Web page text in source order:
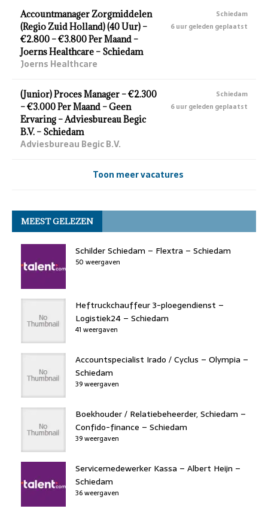
Accountmanager Zorgmiddelen
(Regio Zuid Holland) (40 Uur) –
€2.800 – €3.800 Per Maand –
Joerns Healthcare – Schiedam
Joerns Healthcare
Schiedam
6 uur geleden geplaatst
(Junior) Proces Manager – €2.300
– €3.000 Per Maand – Geen
Ervaring – Adviesbureau Begic
B.V. – Schiedam
Adviesbureau Begic B.V.
Schiedam
6 uur geleden geplaatst
Toon meer vacatures
MEEST GELEZEN
Schilder Schiedam – Flextra – Schiedam
50 weergaven
Heftruckchauffeur 3-ploegendienst –
Logistiek24 – Schiedam
41 weergaven
Accountspecialist Irado / Cyclus – Olympia –
Schiedam
39 weergaven
Boekhouder / Relatiebeheerder, Schiedam –
Confido-finance – Schiedam
39 weergaven
Servicemedewerker Kassa – Albert Heijn –
Schiedam
36 weergaven